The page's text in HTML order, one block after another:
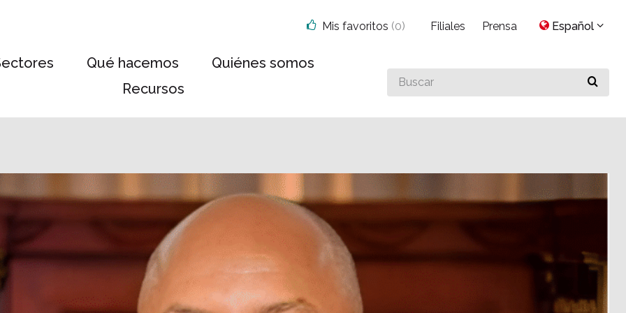
Qué hacemos
Quiénes somos
Recursos
Buscar
algo
Mis favoritos (0) Filiales Prensa Español